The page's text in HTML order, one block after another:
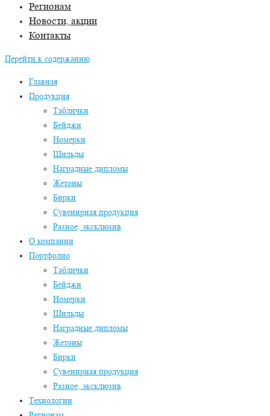
Регионам
Новости, акции
Контакты
Перейти к содержанию
Главная
Продукция
Таблички
Бейджи
Номерки
Шильды
Наградные дипломы
Жетоны
Бирки
Сувенирная продукция
Разное, эксклюзив
О компании
Портфолио
Таблички
Бейджи
Номерки
Шильды
Наградные дипломы
Жетоны
Бирки
Сувенирная продукция
Разное, эксклюзив
Технологии